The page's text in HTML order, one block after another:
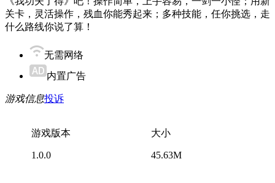
关卡，灵活操作，残血你能秀起来；多种技能，任你挑选，走
什么路线你说了算！
无需网络
内置广告
游戏信息投诉
游戏版本
1.0.0
大小
45.63M